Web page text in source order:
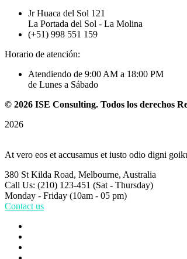
Jr Huaca del Sol 121
La Portada del Sol - La Molina
(+51) 998 551 159
Horario de atención:
Atendiendo de 9:00 AM a 18:00 PM
de Lunes a Sábado
© 2026 ISE Consulting. Todos los derechos
2026
At vero eos et accusamus et iusto odio digni
380 St Kilda Road, Melbourne, Australia
Call Us: (210) 123-451 (Sat - Thursday)
Monday - Friday (10am - 05 pm)
Contact us